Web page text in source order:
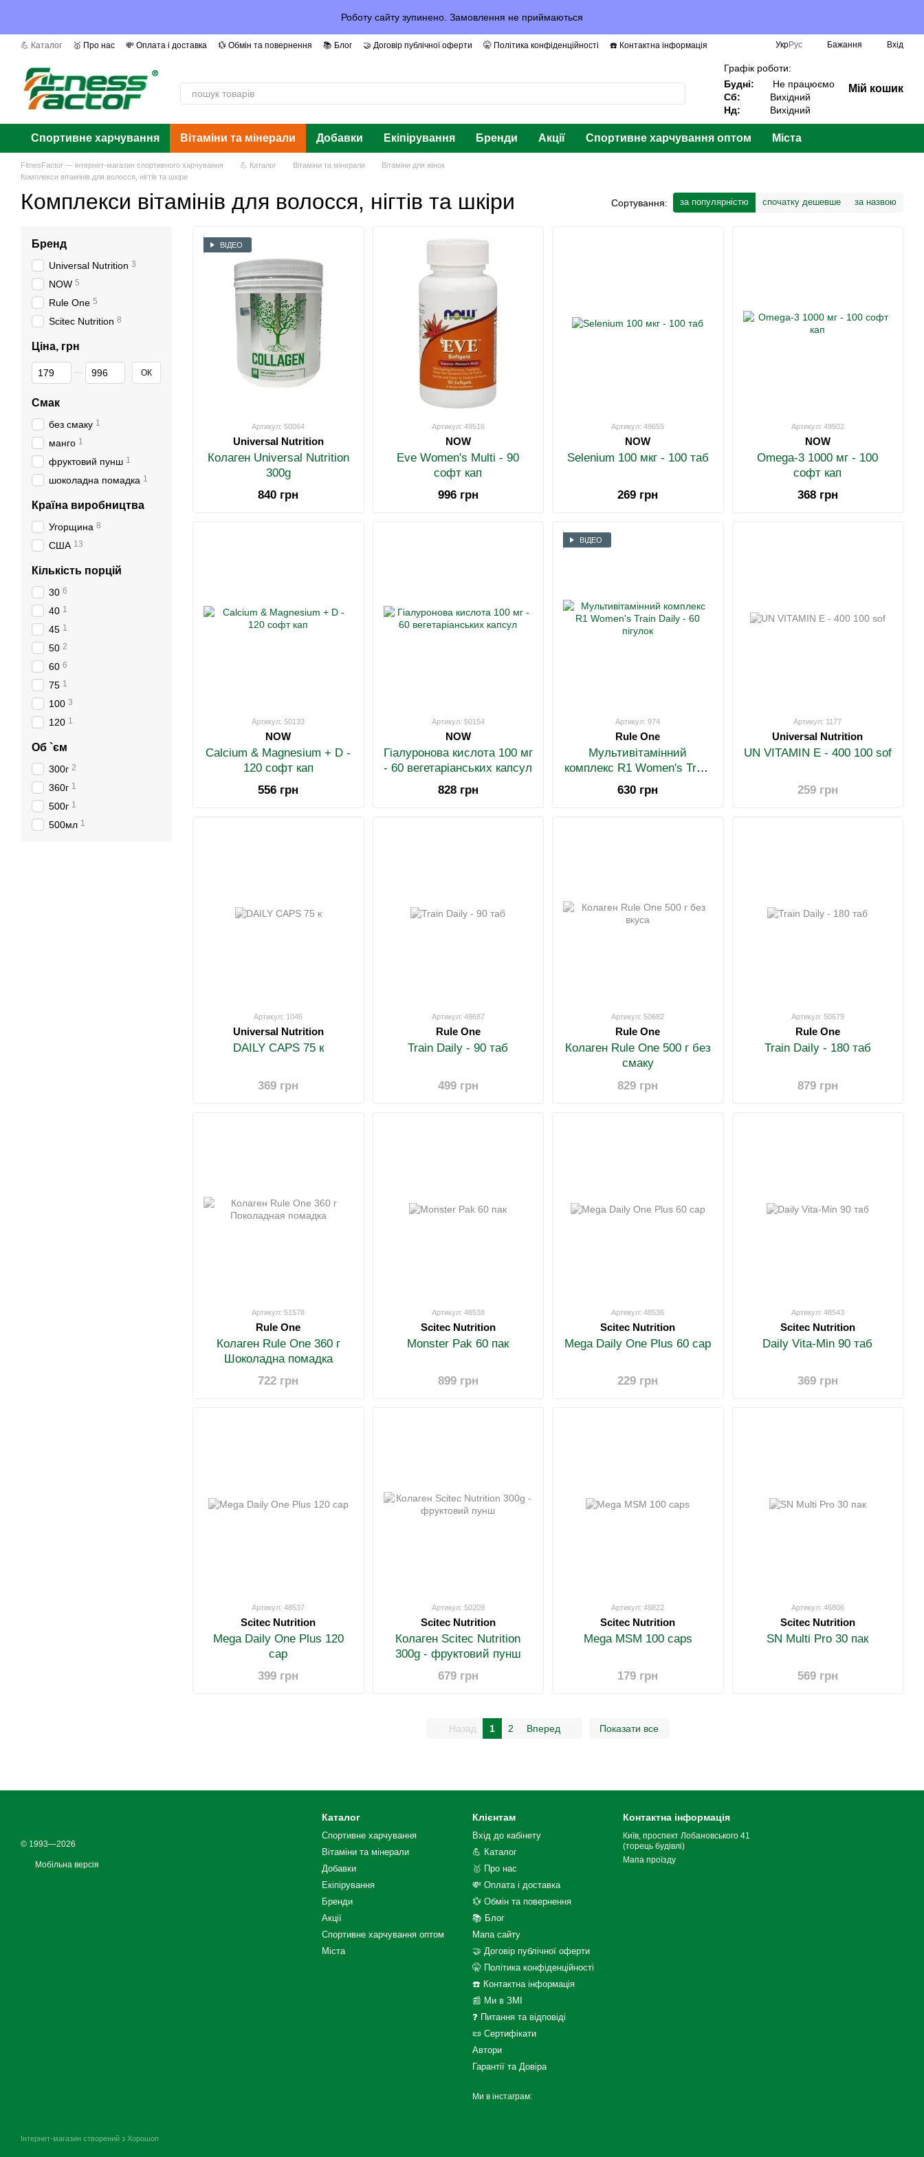
Роботу сайту зупинено. Замовлення не приймаються
💪 Каталог 🥇 Про нас 💸 Оплата і доставка 💱 Обмін та повернення 📚 Блог 🤝 Договір публічної оферти 🤫 Політика конфіденційності
☎️ Контактна інформація
УкрРус Бажання Вхід
Графік роботи:
Будні:
Не працюємо
Сб:
Вихідний
Нд:
Вихідний
Мій кошик
Спортивне харчування Вітаміни та мінерали Добавки Екіпірування Бренди Акції Спортивне харчування оптом Міста
FitnesFactor — інтернет-магазин спортивного харчування 💪 Каталог Вітаміни та мінерали
Вітаміни для жінок
Комплекси вітамінів для волосся, нігтів та шкіри
Комплекси вітамінів для волосся, нігтів та шкіри Сортування: за популярністю спочатку дешевше за назвою
ВІДЕО
Артикул: 50064
Universal Nutrition
Колаген Universal Nutrition
300g
840 грн
Артикул: 49516
NOW
Eve Women's Multi - 90
софт кап
996 грн
Артикул: 49655
NOW
Selenium 100 мкг - 100 таб
269 грн
Артикул: 49502
NOW
Omega-3 1000 мг - 100
софт кап
368 грн
Артикул: 50133
NOW
Calcium & Magnesium + D -
120 софт кап
556 грн
Артикул: 50154
NOW
Гіалуронова кислота 100 мг
- 60 вегетаріанських капсул
828 грн
ВІДЕО
Артикул: 974
Rule One
Мультивітамінний
комплекс R1 Women's Train
Daily - 60 пігулок
630 грн
Артикул: 1177
Universal Nutrition
UN VITAMIN E - 400 100 sof
259 грн
Артикул: 1046
Universal Nutrition
DAILY CAPS 75 к
369 грн
Артикул: 49687
Rule One
Train Daily - 90 таб
499 грн
Артикул: 50682
Rule One
Колаген Rule One 500 г без
смаку
829 грн
Артикул: 50679
Rule One
Train Daily - 180 таб
879 грн
Артикул: 51578
Rule One
Колаген Rule One 360 ​​г
Шоколадна помадка
722 грн
Артикул: 48538
Scitec Nutrition
Monster Pak 60 пак
899 грн
Артикул: 48536
Scitec Nutrition
Mega Daily One Plus 60 cap
229 грн
Артикул: 48543
Scitec Nutrition
Daily Vita-Min 90 таб
369 грн
Артикул: 48537
Scitec Nutrition
Mega Daily One Plus 120
cap
399 грн
Артикул: 50209
Scitec Nutrition
Колаген Scitec Nutrition
300g - фруктовий пунш
679 грн
Артикул: 49822
Scitec Nutrition
Mega MSM 100 caps
179 грн
Артикул: 46806
Scitec Nutrition
SN Multi Pro 30 пак
569 грн
Назад 1 2 Вперед Показати все
Бренд
Universal Nutrition 3
NOW 5
Rule One 5
Scitec Nutrition 8
Ціна, грн
Від Ціна, грн
До Ціна, грн ОК
Смак
без смаку 1
манго 1
фруктовий пунш 1
шоколадна помадка 1
Країна виробництва
Угорщина 8
США 13
Кількість порцій
30 6
40 1
45 1
50 2
60 6
75 1
100 3
120 1
Об `єм
300г 2
360г 1
500г 1
500мл 1
© 1993—2026
Мобільна версія
Інтернет-магазин створений з Хорошоп
Каталог
Спортивне харчування
Вітаміни та мінерали
Добавки
Екіпірування
Бренди
Акції
Спортивне харчування оптом
Міста
Клієнтам
Вхід до кабінету
💪 Каталог
🥇 Про нас
💸 Оплата і доставка
💱 Обмін та повернення
📚 Блог
Мапа сайту
🤝 Договір публічної оферти
🤫 Політика конфіденційності
☎️ Контактна інформація
📰 Ми в ЗМІ
❓ Питання та відповіді
📜 Сертифікати
Автори
Гарантії та Довіра
Ми в інстаграм:
Контактна інформація
Київ, проспект Лобановського 41
(торець будівлі)
Мапа проїзду